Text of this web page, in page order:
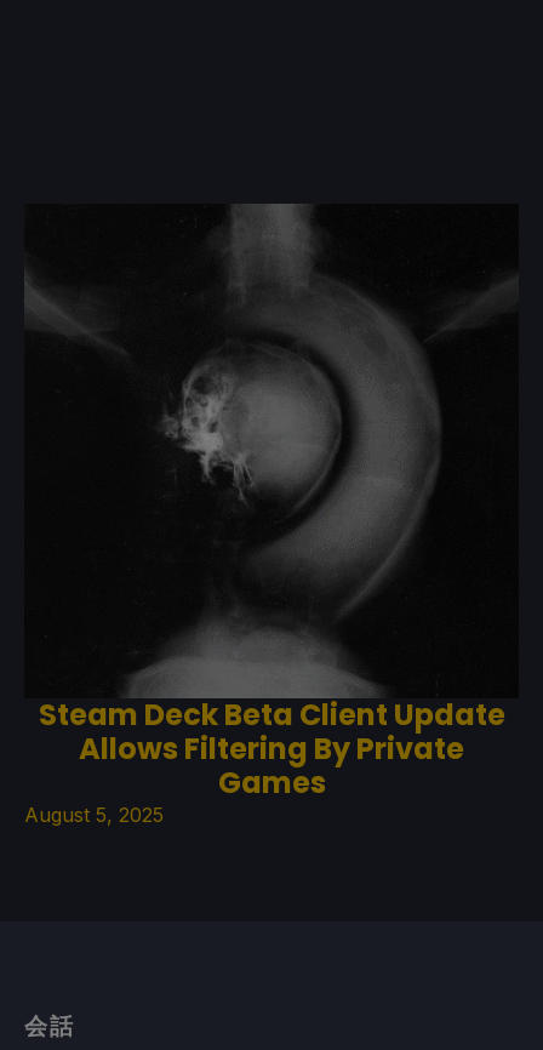
Steam Deck Beta Client Update
Allows Filtering By Private
Games
August 5, 2025
会話